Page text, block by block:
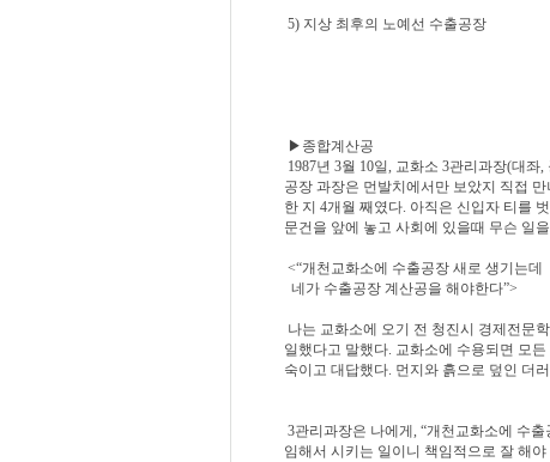
5) 지상 최후의 노예선 수출공장
▶종합계산공
1987년 3월 10일, 교화소 3관리과장(대
공장 과장은 먼발치에서만 보았지 직접
한 지 4개월 째였다. 아직은 신입자 티를
문건을 앞에 놓고 사회에 있을때 무슨 일
<“개천교화소에 수출공장 새로 생기는데
네가 수출공장 계산공을 해야한다”>
나는 교화소에 오기 전 청진시 경제전문
일했다고 말했다. 교화소에 수용되면 모
숙이고 대답했다. 먼지와 흙으로 덮인 더
3관리과장은 나에게, “개천교화소에 수
임해서 시키는 일이니 책임적으로 잘 해